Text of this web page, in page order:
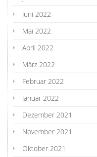
Juni 2022
Mai 2022
April 2022
März 2022
Februar 2022
Januar 2022
Dezember 2021
November 2021
Oktober 2021